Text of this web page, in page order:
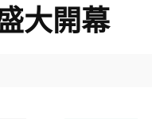
大開幕